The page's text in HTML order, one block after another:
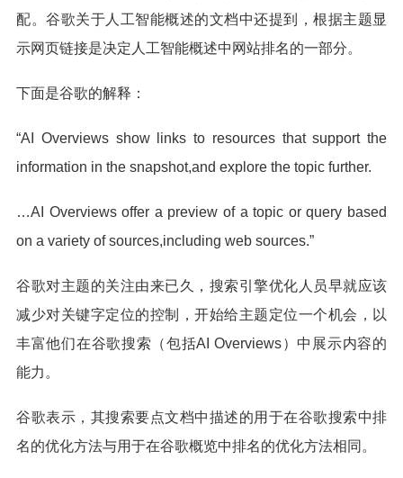
配。谷歌关于人工智能概述的文档中还提到，根据主题显
示网页链接是决定人工智能概述中网站排名的一部分。
下面是谷歌的解释：
“AI Overviews show links to resources that support the
information in the snapshot,and explore the topic further.
…AI Overviews offer a preview of a topic or query based
on a variety of sources,including web sources.”
谷歌对主题的关注由来已久，搜索引擎优化人员早就应该
减少对关键字定位的控制，开始给主题定位一个机会，以
丰富他们在谷歌搜索（包括AI Overviews）中展示内容的
能力。
谷歌表示，其搜索要点文档中描述的用于在谷歌搜索中排
名的优化方法与用于在谷歌概览中排名的优化方法相同。